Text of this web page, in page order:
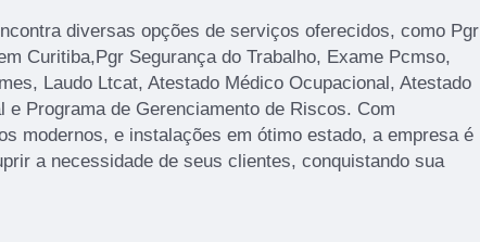
diversas opções de serviços oferecidos, como Pgr
Curitiba,Pgr Segurança do Trabalho, Exame Pcmso,
Laudo Ltcat, Atestado Médico Ocupacional, Atestado
e Programa de Gerenciamento de Riscos. Com
modernos, e instalações em ótimo estado, a empresa é
a necessidade de seus clientes, conquistando sua